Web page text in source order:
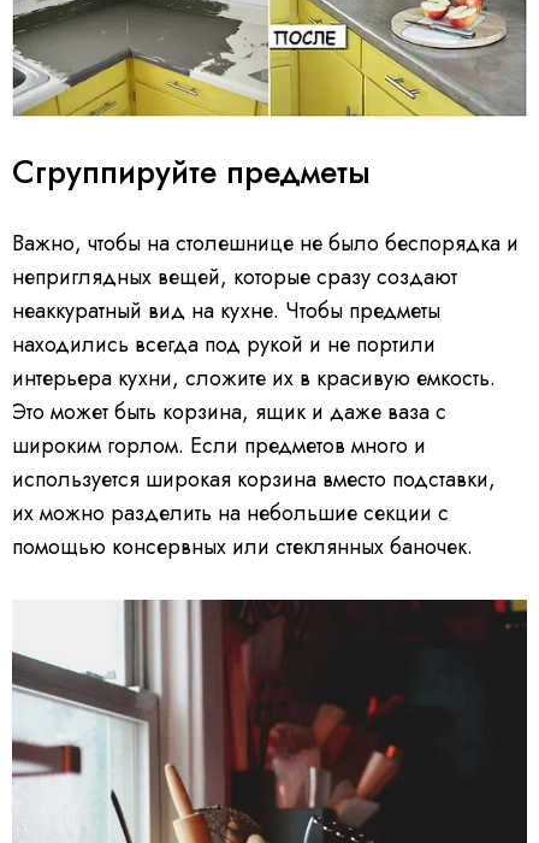
Сгруппируйте предметы
Важно, чтобы на столешнице не было беспорядка и
неприглядных вещей, которые сразу создают
неаккуратный вид на кухне. Чтобы предметы
находились всегда под рукой и не портили
интерьера кухни, сложите их в красивую емкость.
Это может быть корзина, ящик и даже ваза с
широким горлом. Если предметов много и
используется широкая корзина вместо подставки,
их можно разделить на небольшие секции с
помощью консервных или стеклянных баночек.